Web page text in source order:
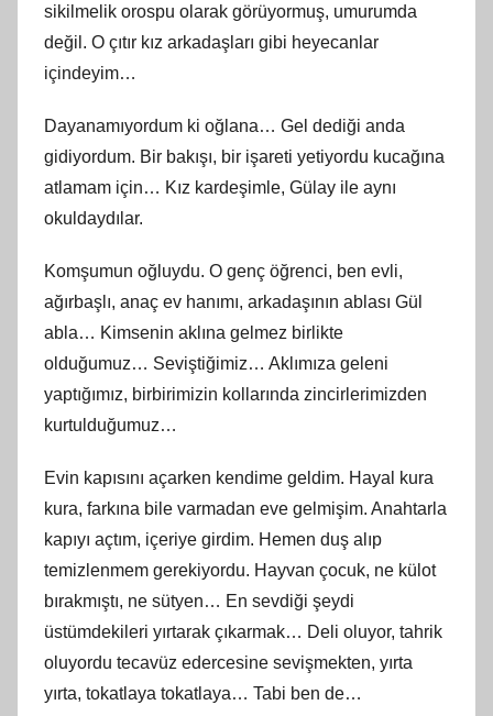
sikilmelik orospu olarak görüyormuş, umurumda
değil. O çıtır kız arkadaşları gibi heyecanlar
içindeyim…
Dayanamıyordum ki oğlana… Gel dediği anda
gidiyordum. Bir bakışı, bir işareti yetiyordu kucağına
atlamam için… Kız kardeşimle, Gülay ile aynı
okuldaydılar.
Komşumun oğluydu. O genç öğrenci, ben evli,
ağırbaşlı, anaç ev hanımı, arkadaşının ablası Gül
abla… Kimsenin aklına gelmez birlikte
olduğumuz… Seviştiğimiz… Aklımıza geleni
yaptığımız, birbirimizin kollarında zincirlerimizden
kurtulduğumuz…
Evin kapısını açarken kendime geldim. Hayal kura
kura, farkına bile varmadan eve gelmişim. Anahtarla
kapıyı açtım, içeriye girdim. Hemen duş alıp
temizlenmem gerekiyordu. Hayvan çocuk, ne külot
bırakmıştı, ne sütyen… En sevdiği şeydi
üstümdekileri yırtarak çıkarmak… Deli oluyor, tahrik
oluyordu tecavüz edercesine sevişmekten, yırta
yırta, tokatlaya tokatlaya… Tabi ben de…